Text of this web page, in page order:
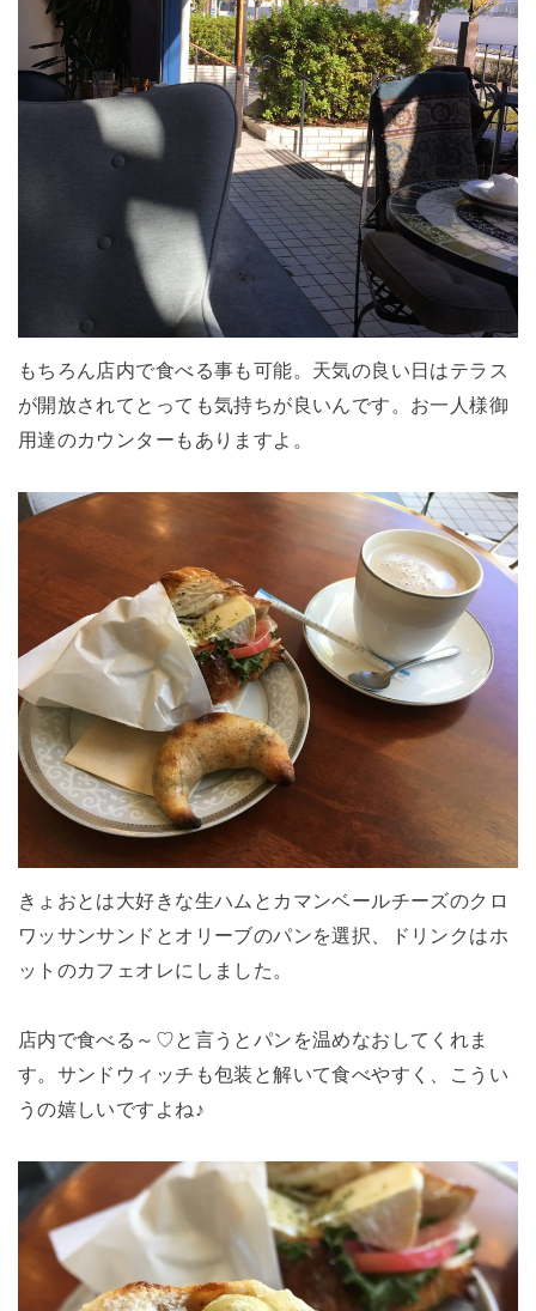
もちろん店内で食べる事も可能。天気の良い日はテラス
が開放されてとっても気持ちが良いんです。お一人様御
用達のカウンターもありますよ。
きょおとは大好きな生ハムとカマンベールチーズのクロ
ワッサンサンドとオリーブのパンを選択、ドリンクはホ
ットのカフェオレにしました。
店内で食べる～♡と言うとパンを温めなおしてくれま
す。サンドウィッチも包装と解いて食べやすく、こうい
うの嬉しいですよね♪